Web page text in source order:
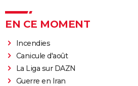
EN CE MOMENT
Incendies
Canicule d'août
La Liga sur DAZN
Guerre en Iran